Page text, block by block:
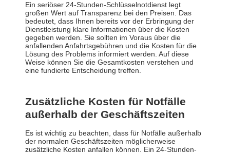
Ein seriöser 24-Stunden-Schlüsselnotdienst legt
großen Wert auf Transparenz bei den Preisen. Das
bedeutet, dass Ihnen bereits vor der Erbringung der
Dienstleistung klare Informationen über die Kosten
gegeben werden. Sie sollten im Voraus über die
anfallenden Anfahrtsgebühren und die Kosten für die
Lösung des Problems informiert werden. Auf diese
Weise können Sie die Gesamtkosten verstehen und
eine fundierte Entscheidung treffen.
Zusätzliche Kosten für Notfälle
außerhalb der Geschäftszeiten
Es ist wichtig zu beachten, dass für Notfälle außerhalb
der normalen Geschäftszeiten möglicherweise
zusätzliche Kosten anfallen können. Ein 24-Stunden-